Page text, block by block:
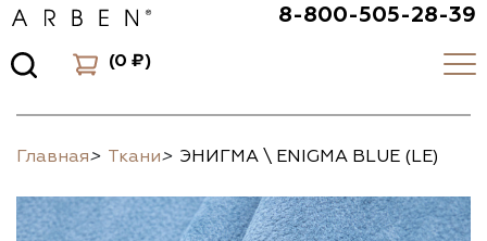
8-800-505-28-39
(0 ₽)
Главная> Ткани> ЭНИГМА \ ENIGMA BLUE (LE)